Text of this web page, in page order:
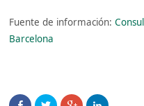
Fuente de información:
Barcelona